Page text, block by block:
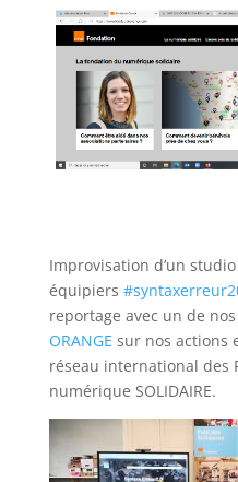
Improvisation d’un
équipiers
reportage avec un de
ORANGE sur nos actions
réseau international des
numérique SOLIDAIRE.